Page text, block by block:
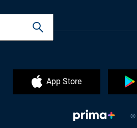
App Store
©